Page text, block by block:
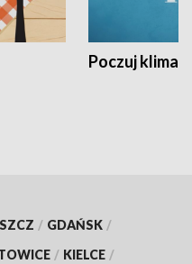
Poczuj klimat
/ GDAŃSK /
/ KIELCE /